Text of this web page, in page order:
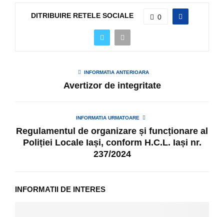
DITRIBUIRE RETELE SOCIALE 0
INFORMATIA ANTERIOARA
Avertizor de integritate
INFORMATIA URMATOARE
Regulamentul de organizare și funcționare al
Poliției Locale Iași, conform H.C.L. Iași nr.
237/2024
INFORMATII DE INTERES